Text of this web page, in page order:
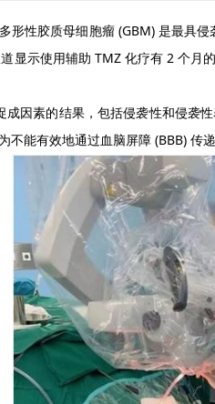
形性胶质母细胞瘤 (GBM) 是最具
显示使用辅助 TMZ 化疗有 2 个
因素的结果，包括侵袭性和侵袭
不能有效地通过血脑屏障 (BBB) 传递